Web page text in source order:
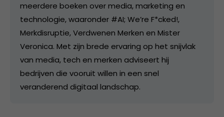
meerdere boeken over media, marketing en
technologie, waaronder #AI; We’re F*cked!,
Merkdisruptie, Verdwenen Merken en Mister
Veronica. Met zijn brede ervaring op het snijvlak
van media, tech en merken adviseert hij
bedrijven die vooruit willen in een snel
veranderend digitaal landschap.